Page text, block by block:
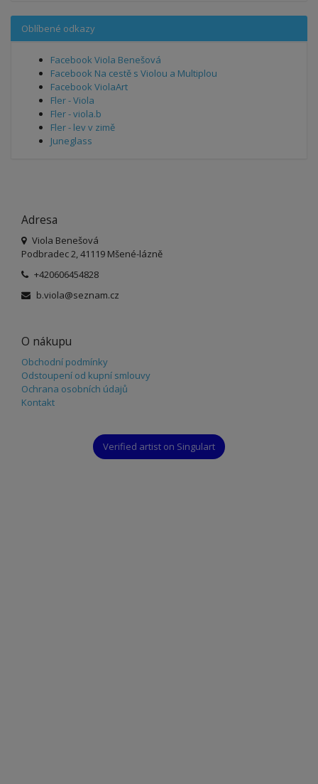
Oblíbené odkazy
Facebook Viola Benešová
Facebook Na cestě s Violou a Multiplou
Facebook ViolaArt
Fler - Viola
Fler - viola.b
Fler - lev v zimě
Juneglass
Adresa
Viola Benešová
Podbradec 2, 41119 Mšené-lázně
+420606454828
b.viola@seznam.cz
O nákupu
Obchodní podmínky
Odstoupení od kupní smlouvy
Ochrana osobních údajů
Kontakt
Verified artist on Singulart